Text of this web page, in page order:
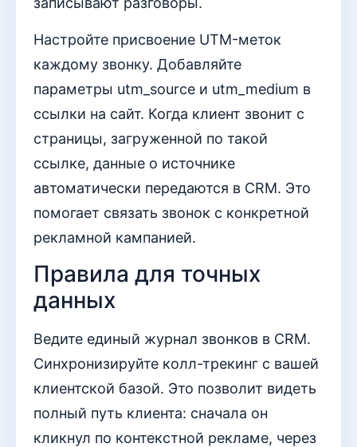
Настройте присвоение UTM-меток
каждому звонку. Добавляйте
параметры utm_source и utm_medium в
ссылки на сайт. Когда клиент звонит с
страницы, загруженной по такой
ссылке, данные о источнике
автоматически передаются в CRM. Это
помогает связать звонок с конкретной
рекламной кампанией.
Правила для точных
данных
Ведите единый журнал звонков в CRM.
Синхронизируйте колл-трекинг с вашей
клиентской базой. Это позволит видеть
полный путь клиента: сначала он
кликнул по контекстной рекламе, через